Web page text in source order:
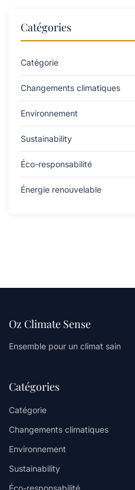
Catégories
Catégorie
Changements climatiques
Environnement
Sustainability
Éco-responsabilité
Énergie renouvelable
Oz Climate Sense
Ensemble pour un climat sain
Catégories
Catégorie
Changements climatiques
Environnement
Sustainability